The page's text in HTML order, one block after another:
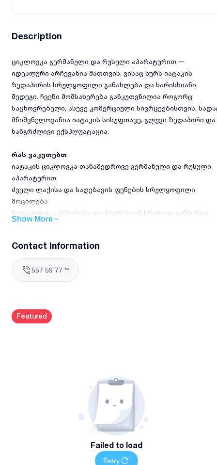
Description
ციკლოვკა გერმანული და რუსული აპარატურით —
იდეალური არჩევანია მათთვის, ვისაც სურს იატაკის
ზედაპირის სრულყოფილი განახლება და ხარისხიანი
შედეგი. ჩვენი მომსახურება განკუთვნილია როგორც
საცხოვრებელი, ასევე კომერციული სივრცეებისთვის,
მნიშვნელოვანია იატაკის სისუფთავე, გლუვი ზედაპირი და
ხანგრძლივი ექსპლუატაცია.
რას ვაკეთებთ
იატაკის ციკლოვკა თანამედროვე გერმანული და რუსული
აპარატურით
ძველი ლაქისა და საღებავის ფენების სრულყოფილი
მოცილება
ზედაპირის გასწორება და მტვრისგან სრულად გაწმენდა
იატაკის ბზარების, ნაკაწრებისა და სხვა დეფექტების
დამუშავებული იატაკის დაფარვა დამცავი ლაქით ან
ზეთით
სამუშაოს დასრულების შემდეგ სივრცის მოწესრიგება და
სისუფთავის უზრუნველყოფა
მომსახურების სტანდარტების დაცვა და ინდივიდუალური
მიდგომა თითოეულ ობიექტზე
მომსახურების არეალი და ხელმისაწვდომობა
მომსახურება ხელმისაწვდომია თბილისში ადგილზე
Show More
Contact Information
557 59 77 **
Featured
Failed to load
Retry